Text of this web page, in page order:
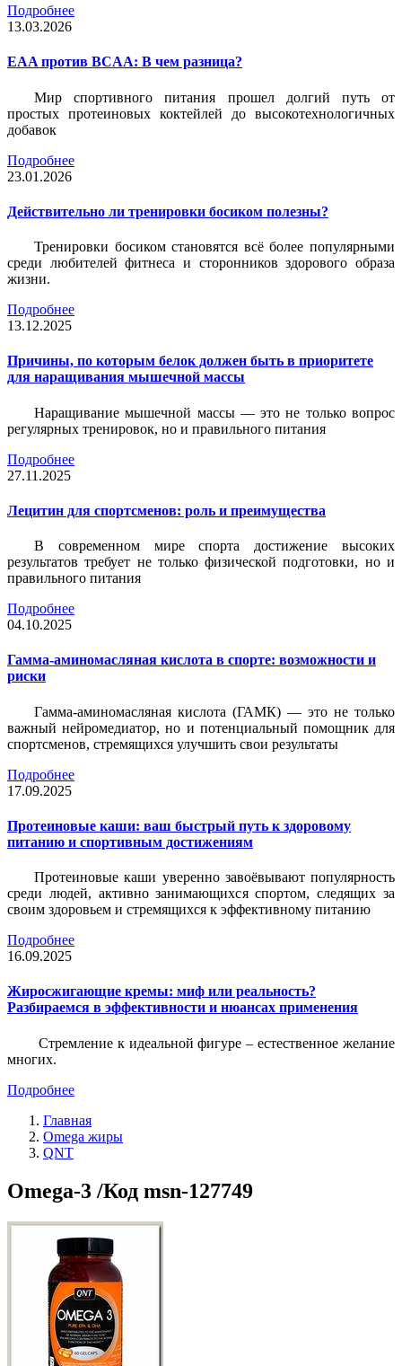
Подробнее
13.03.2026
EAA против BCAA: В чем разница?
Мир спортивного питания прошел долгий путь от
простых протеиновых коктейлей до высокотехнологичных
добавок
Подробнее
23.01.2026
Действительно ли тренировки босиком полезны?
Тренировки босиком становятся всё более популярными
среди любителей фитнеса и сторонников здорового образа
жизни.
Подробнее
13.12.2025
Причины, по которым белок должен быть в приоритете
для наращивания мышечной массы
Наращивание мышечной массы — это не только вопрос
регулярных тренировок, но и правильного питания
Подробнее
27.11.2025
Лецитин для спортсменов: роль и преимущества
В современном мире спорта достижение высоких
результатов требует не только физической подготовки, но и
правильного питания
Подробнее
04.10.2025
Гамма-аминомасляная кислота в спорте: возможности и
риски
Гамма-аминомасляная кислота (ГАМК) — это не только
важный нейромедиатор, но и потенциальный помощник для
спортсменов, стремящихся улучшить свои результаты
Подробнее
17.09.2025
Протеиновые каши: ваш быстрый путь к здоровому
питанию и спортивным достижениям
Протеиновые каши уверенно завоёвывают популярность
среди людей, активно занимающихся спортом, следящих за
своим здоровьем и стремящихся к эффективному питанию
Подробнее
16.09.2025
Жиросжигающие кремы: миф или реальность?
Разбираемся в эффективности и нюансах применения
Стремление к идеальной фигуре – естественное желание
многих.
Подробнее
Главная
Omega жиры
QNT
Omega-3 /Код msn-127749